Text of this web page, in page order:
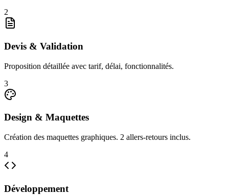
2
Devis & Validation
Proposition détaillée avec tarif, délai, fonctionnalités.
3
Design & Maquettes
Création des maquettes graphiques. 2 allers-retours inclus.
4
Développement